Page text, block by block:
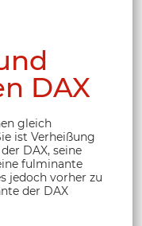
DAX
gleich
ist Verheißung
DAX, seine
fulminante
jedoch vorher zu
der DAX